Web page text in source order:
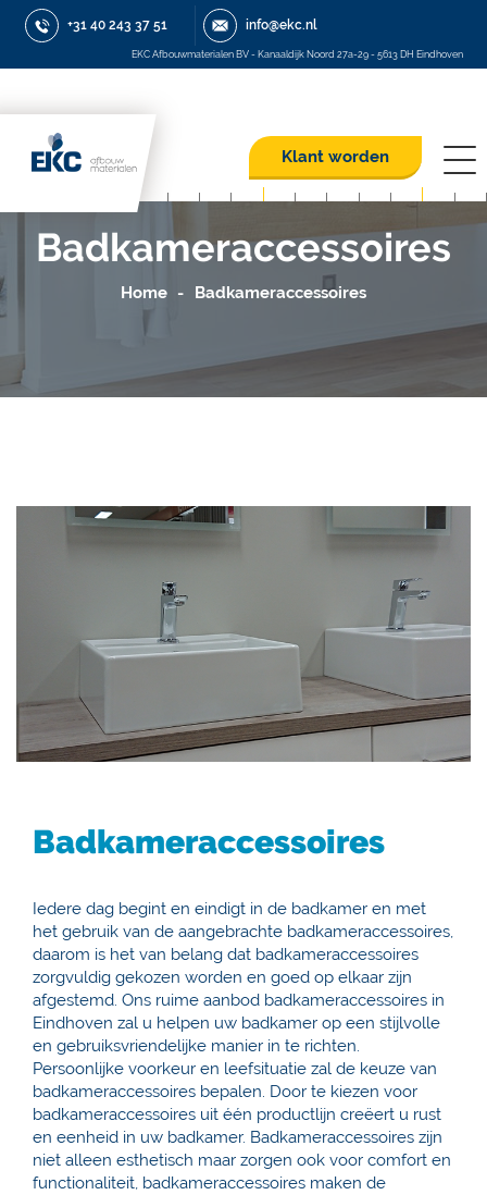
+31 40 243 37 51 info@ekc.nl
EKC Afbouwmaterialen BV - Kanaaldijk Noord 27a-29 - 5613 DH Eindhoven
Klant worden
Badkameraccessoires
Home Badkameraccessoires
Badkameraccessoires
Iedere dag begint en eindigt in de badkamer en met
het gebruik van de aangebrachte badkameraccessoires,
daarom is het van belang dat badkameraccessoires
zorgvuldig gekozen worden en goed op elkaar zijn
afgestemd. Ons ruime aanbod badkameraccessoires in
Eindhoven zal u helpen uw badkamer op een stijlvolle
en gebruiksvriendelijke manier in te richten.
Persoonlijke voorkeur en leefsituatie zal de keuze van
badkameraccessoires bepalen. Door te kiezen voor
badkameraccessoires uit één productlijn creëert u rust
en eenheid in uw badkamer. Badkameraccessoires zijn
niet alleen esthetisch maar zorgen ook voor comfort en
functionaliteit, badkameraccessoires maken de